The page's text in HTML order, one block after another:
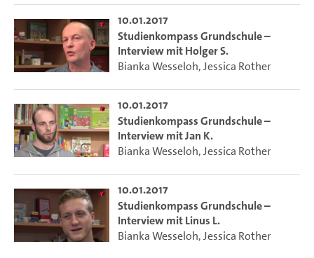
10.01.2017
Studienkompass Grundschule –
Interview mit Holger S.
Bianka Wesseloh,Jessica Rother
10.01.2017
Studienkompass Grundschule –
Interview mit Jan K.
Bianka Wesseloh,Jessica Rother
10.01.2017
Studienkompass Grundschule –
Interview mit Linus L.
Bianka Wesseloh,Jessica Rother